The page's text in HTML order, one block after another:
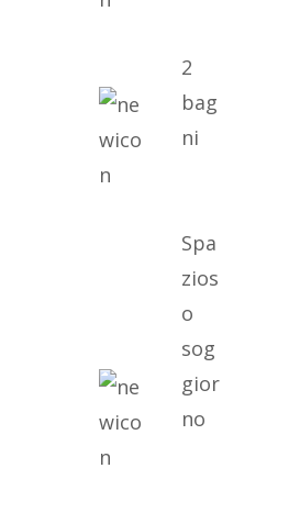
2
bag
ni
Spa
zios
o
sog
gior
no